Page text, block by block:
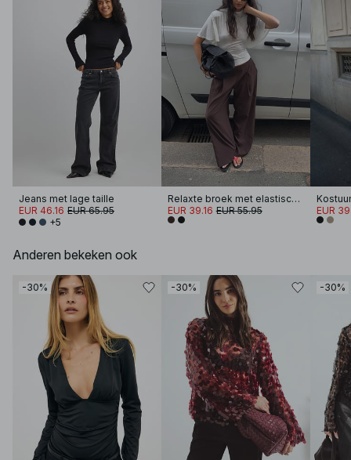
Jeans met lage taille
EUR 46.16 EUR 65.95
+5
Relaxte broek met elastische achterkant
EUR 39.16 EUR 55.95 EUR
Anderen bekeken ook
-30% -30% -30%